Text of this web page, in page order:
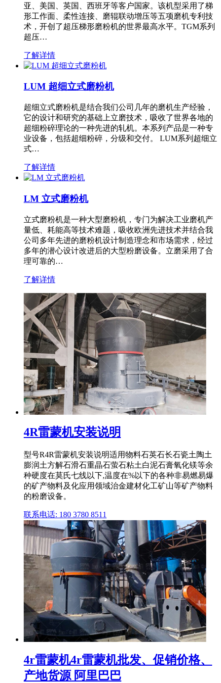
亚、美国、英国、西班牙等客户国家。该机型采用了梯
形工作面、柔性连接、磨辊联动增压等五项磨机专利技
术，开创了超压梯形磨粉机的世界最高水平。TGM系列
超压…
了解详情
LUM 超细立式磨粉机
超细立式磨粉机是结合我们公司几年的磨机生产经验，
它的设计和研究的基础上立磨技术，吸收了世界各地的
超细粉碎理论的一种先进的轧机。本系列产品是一种专
业设备，包括超细粉碎，分级和交付。 LUM系列超细立
式…
了解详情
LM 立式磨粉机
立式磨粉机是一种大型磨粉机，专门为解决工业磨机产
量低、耗能高等技术难题，吸收欧洲先进技术并结合我
公司多年先进的磨粉机设计制造理念和市场需求，经过
多年的潜心设计改进后的大型粉磨设备。立磨采用了合
理可靠的…
了解详情
4R雷蒙机安装说明
型号R4R雷蒙机安装说明适用物料石英石长石瓷土陶土
膨润土方解石滑石重晶石萤石粘土白泥石膏氧化镁等余
种硬度在莫氏七线以下,温度在%以下的各种非易燃易爆
的矿产物料及化应用领域治金建材化工矿山等矿产物料
的粉磨设备。
联系电话: 180 3780 8511
4r雷蒙机4r雷蒙机批发、促销价格、
产地货源 阿里巴巴